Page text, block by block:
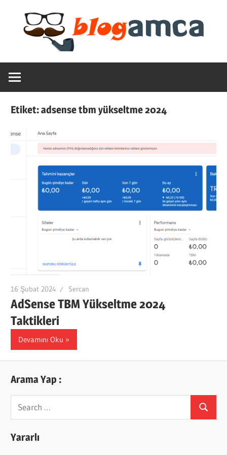
content
Blogamca
2025
Haber,
Blogların
Amcası
Etiket:adsense tbm yükseltme 2024
16 Şubat 2024 Sercan
AdSense TBM Yükseltme 2024
Taktikleri
Devamını Oku
Arama Yap :
Search
for:
Search
Yararlı